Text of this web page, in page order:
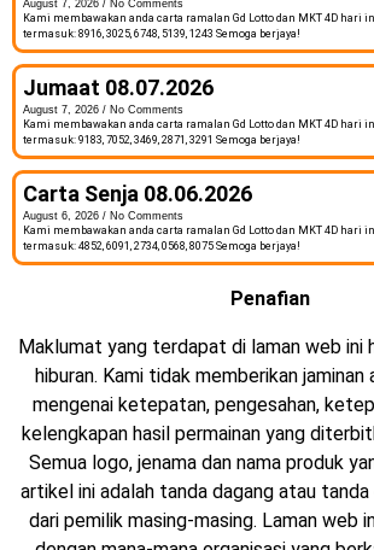
August 7, 2026
No Comments
Kami membawakan anda carta ramalan Gd Lotto dan MKT 4D hari
termasuk: 8916, 3025, 6748, 5139, 1243 Semoga berjaya!
Jumaat 08.07.2026
August 7, 2026
No Comments
Kami membawakan anda carta ramalan Gd Lotto dan MKT 4D hari
termasuk: 9183, 7052, 3469, 2871, 3291 Semoga berjaya!
Carta Senja 08.06.2026
August 6, 2026
No Comments
Kami membawakan anda carta ramalan Gd Lotto dan MKT 4D hari
termasuk: 4852, 6091, 2734, 0568, 8075 Semoga berjaya!
Penafian
Maklumat yang terdapat di laman web ini
hiburan. Kami tidak memberikan
mengenai ketepatan, pengesahan,
kelengkapan hasil permainan yang
Semua logo, jenama dan nama produk
artikel ini adalah tanda dagang atau
dari pemilik masing-masing. Laman web